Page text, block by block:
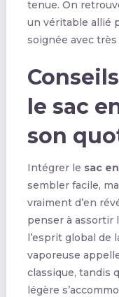
tenue. On
un véritable allié
soignée avec très
le sac
son
Intégrer le sac
sembler facile,
vraiment d’en
penser à assortir
l’esprit global de
vaporeuse
classique, tandis
légère